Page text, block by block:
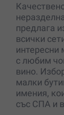
предлага
всички
с любим
вино.
малки
имения,
със СПА и